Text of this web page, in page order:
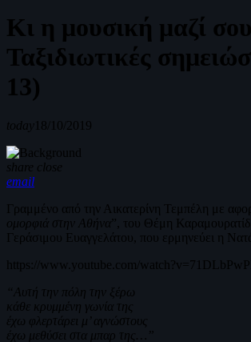
Κι η μουσική μαζί
Ταξιδιωτικές
13)
today 18/10/2019
share close
email
Γραμμένο από την Αικατερίνη Τεμπέλη με
ομορφιά στην Αθήνα”, του Θέμη
Γεράσιμου Ευαγγελάτου, που ερμηνεύει η
https://www.youtube.com/
“Αυτή την πόλη την ξέρω
κάθε κρυμμένη γωνία της
έχω φλερτάρει μ’ αγνώστους
έχω μεθύσει στα μπαρ της…”